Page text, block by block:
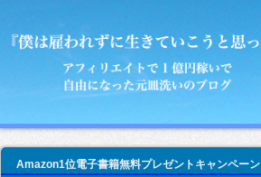
Amazon1位電子書籍無料プレゼントキャンペーン